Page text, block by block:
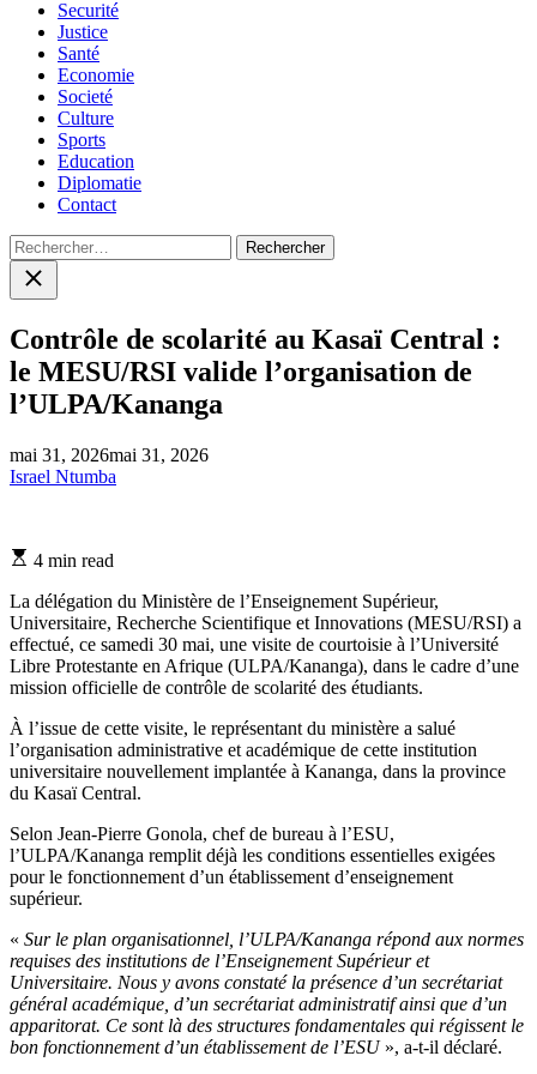
Securité
Justice
Santé
Economie
Societé
Culture
Sports
Education
Diplomatie
Contact
Rechercher :
Close
search
Contrôle de scolarité au Kasaï Central :
le MESU/RSI valide l’organisation de
l’ULPA/Kananga
mai 31, 2026mai 31, 2026
Israel Ntumba
Estimated
time
4 min read
La délégation du Ministère de l’Enseignement Supérieur,
Universitaire, Recherche Scientifique et Innovations (MESU/RSI) a
effectué, ce samedi 30 mai, une visite de courtoisie à l’Université
Libre Protestante en Afrique (ULPA/Kananga), dans le cadre d’une
mission officielle de contrôle de scolarité des étudiants.
À l’issue de cette visite, le représentant du ministère a salué
l’organisation administrative et académique de cette institution
universitaire nouvellement implantée à Kananga, dans la province
du Kasaï Central.
Selon Jean-Pierre Gonola, chef de bureau à l’ESU,
l’ULPA/Kananga remplit déjà les conditions essentielles exigées
pour le fonctionnement d’un établissement d’enseignement
supérieur.
« Sur le plan organisationnel, l’ULPA/Kananga répond aux normes
requises des institutions de l’Enseignement Supérieur et
Universitaire. Nous y avons constaté la présence d’un secrétariat
général académique, d’un secrétariat administratif ainsi que d’un
apparitorat. Ce sont là des structures fondamentales qui régissent le
bon fonctionnement d’un établissement de l’ESU», a-t-il déclaré.